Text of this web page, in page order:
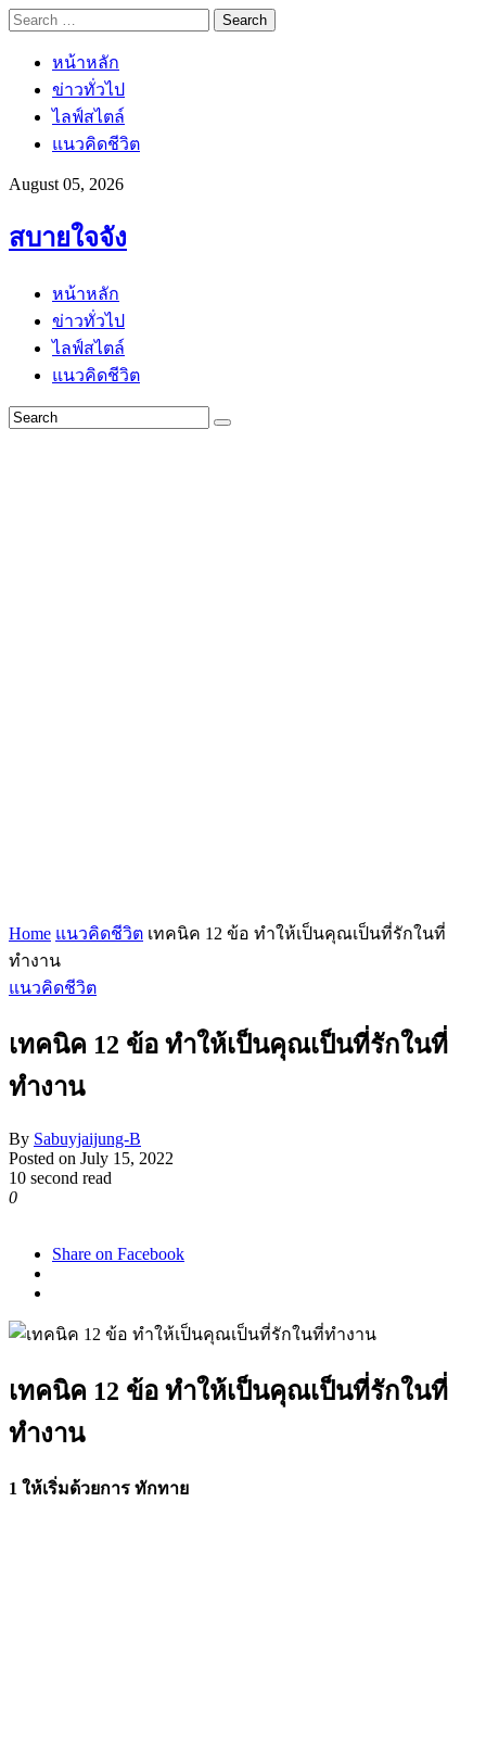
Search
for:
หน้าหลัก
ข่าวทั่วไป
ไลฟ์สไตล์
แนวคิดชีวิต
August 05, 2026
สบายใจจัง
หน้าหลัก
ข่าวทั่วไป
ไลฟ์สไตล์
แนวคิดชีวิต
Home แนวคิดชีวิต เทคนิค 12 ข้อ ทำให้เป็นคุณเป็นที่รักในที่
ทำงาน
แนวคิดชีวิต
เทคนิค 12 ข้อ ทำให้เป็นคุณเป็นที่รักในที่
ทำงาน
By Sabuyjaijung-B
Posted on July 15, 2022
10 second read
0
Share on Facebook
เทคนิค 12 ข้อ ทำให้เป็นคุณเป็นที่รักในที่
ทำงาน
1 ให้เริ่มด้วยการ ทักทาย